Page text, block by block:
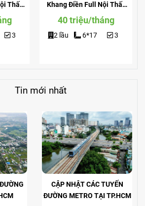
Thất
3
Khang Điền Full Nội Thất
View Công Viên
40 triệu/tháng
2 lầu 6*17 3
Tin mới nhất
CẬP NHẬT CÁC TUYẾN
ĐƯỜNG METRO TẠI TP.HCM